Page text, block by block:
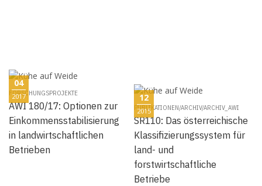
04
2017
FORSCHUNGSPROJEKTE
AWI 180/17: Optionen zur
Einkommensstabilisierung
in landwirtschaftlichen
Betrieben
12
2015
PUBLIKATIONEN/ARCHIV/ARCHIV_AWI
SR110: Das österreichische
Klassifizierungssystem für
land- und
forstwirtschaftliche
Betriebe